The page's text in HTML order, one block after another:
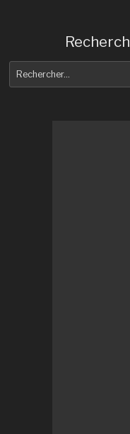
pour